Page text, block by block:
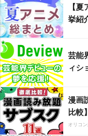
【
挙紹
芸能
ィシ
漫画
比較】
オリコ